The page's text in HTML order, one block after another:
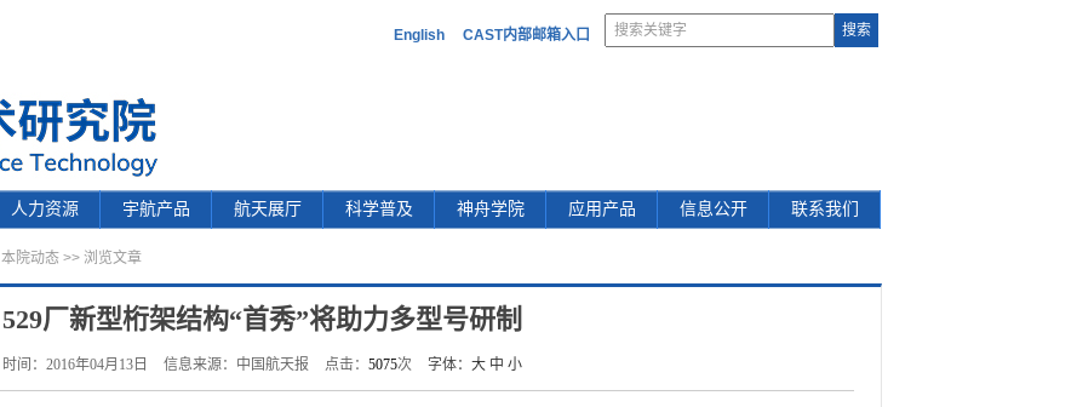
English CAST内部邮箱入口
人力资源 宇航产品 航天展厅 科学普及 神舟学院 应用产品 信息公开 联系我们
本院动态 >> 浏览文章
529厂新型桁架结构“首秀”将助力多型号研制
时间：2016年04月13日 信息来源：中国航天报 点击： 5075次 字体： 大 中 小